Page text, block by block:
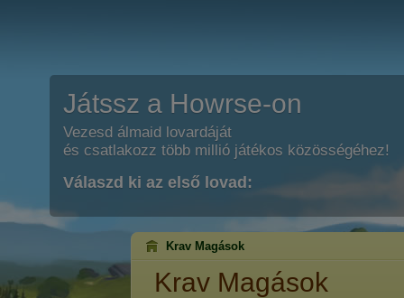
Játssz a Howrse-on
Vezesd álmaid lovardáját
és csatlakozz több millió játékos közösségéhez!
Válaszd ki az első lovad:
Krav Magások
Krav Magások